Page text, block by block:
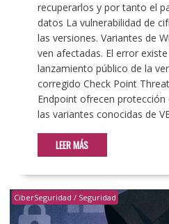
recuperarlos y por tanto el
datos La vulnerabilidad de
las versiones. Variantes de
ven afectadas. El error
lanzamiento público de la
corregido Check Point
Endpoint ofrecen
las variantes conocidas de
LEER MÁS
CiberSeguridad / Seguridad